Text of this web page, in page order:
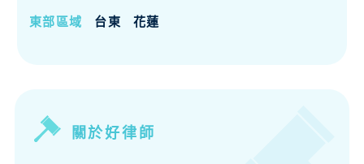
關於好律師
東部區域 台東 花蓮